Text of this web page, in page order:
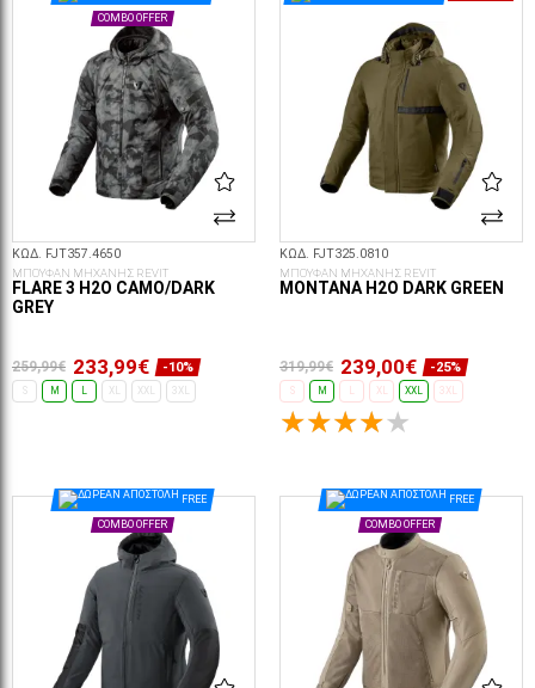
COMBO OFFER
ΚΩΔ. FJT357.4650
ΜΠΟΥΦΑΝ ΜΗΧΑΝΗΣ REVIT
FLARE 3 H2O CAMO/DARK
GREY
259,99€ 233,99€ -10%
S M L XL XXL 3XL
ΚΩΔ. FJT325.0810
ΜΠΟΥΦΑΝ ΜΗΧΑΝΗΣ REVIT
MONTANA H2O DARK GREEN
319,99€ 239,00€ -25%
S M L XL XXL 3XL
FREE
COMBO OFFER
FREE
COMBO OFFER